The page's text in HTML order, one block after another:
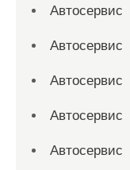
Автосервис
Автосервис
Автосервис
Автосервис
Автосервис